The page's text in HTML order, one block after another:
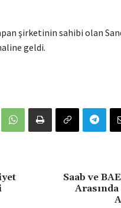
şirketinin sahibi olan
geldi.
Saab ve